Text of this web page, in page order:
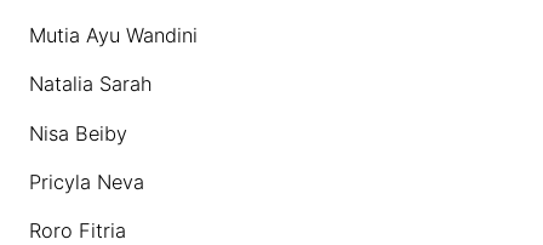
Mutia Ayu Wandini
Natalia Sarah
Nisa Beiby
Pricyla Neva
Roro Fitria